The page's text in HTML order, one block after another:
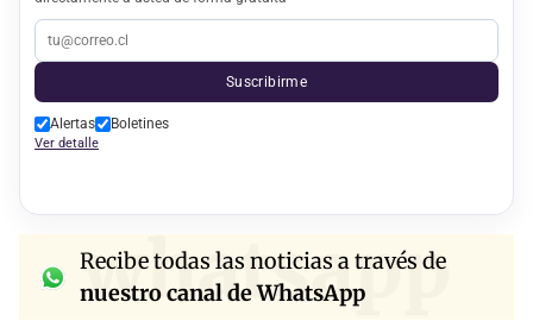
Suscribirme
Alertas Boletines
Ver detalle
whatsapp
Recibe todas las noticias a través de
nuestro canal de WhatsApp